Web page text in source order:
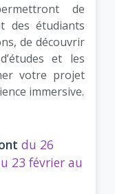
de
des étudiants
de découvrir
et les
votre projet
immersive.
du 26
23 février au